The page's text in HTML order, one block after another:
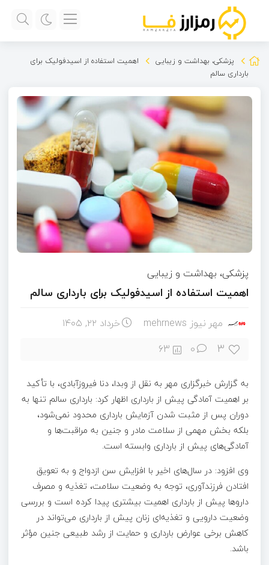
پزشکی، بهداشت و زیبایی
اهمیت استفاده از اسیدفولیک برای
بارداری سالم
پزشکی، بهداشت و زیبایی
اهمیت استفاده از اسیدفولیک برای بارداری سالم
مهر نیوز mehrnews خرداد ۲۲, ۱۴۰۵
3
0
63
به گزارش خبرگزاری مهر به نقل از وبدا، دنا فیروزآبادی، با تأکید
بر اهمیت آمادگی پیش از بارداری اظهار کرد: بارداری سالم تنها به
دوران پس از مثبت شدن آزمایش بارداری محدود نمی‌شود،
بلکه بخش مهمی از سلامت مادر و جنین به مراقبت‌ها و
آمادگی‌های پیش از بارداری وابسته است.
وی افزود: در سال‌های اخیر با افزایش سن ازدواج و به تعویق
افتادن فرزندآوری، توجه به وضعیت سلامت، تغذیه و مصرف
داروها پیش از بارداری اهمیت بیشتری پیدا کرده است و بررسی
وضعیت دارویی و تغذیه‌ای زنان پیش از بارداری می‌تواند در
کاهش برخی عوارض بارداری و حمایت از رشد طبیعی جنین مؤثر
باشد.